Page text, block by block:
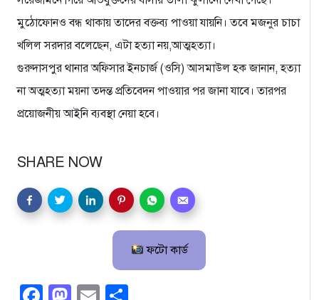
মুঠোফোনও বন্ধ থাকায় তাদের বক্তব্য পাওয়া যায়নি। তবে মজনুর চাচা
খলিল সরদার বলেছেন, এটা হত্যা নয়,আত্মহত্যা।
গুরুদাসপুর থানার অফিসার ইনচার্জ (ওসি) আসমাউল হক জানান, হত্যা
না অত্মহত্যা ময়না তদন্ত প্রতিবেদন পাওয়ার পর জানা যাবে। তারপর
প্রয়োজনীয় আইনি ব্যবস্থা নেয়া হবে।
SHARE NOW
ফটো কার্ড